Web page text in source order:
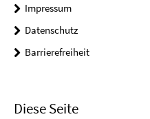
Impressum
Datenschutz
Barrierefreiheit
Diese Seite